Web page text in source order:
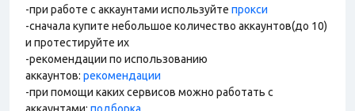
-при работе с аккаунтами используйте прокси
-сначала купите небольшое количество аккаунтов(до 10)
и протестируйте их
-рекомендации по использованию
аккаунтов: рекомендации
-при помощи каких сервисов можно работать с